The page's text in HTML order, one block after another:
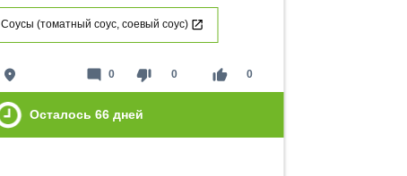
Соусы (томатный соус, соевый соус)
place thumb_down 0 thumb_up 0
mode_comment 0
Осталось 66 дней